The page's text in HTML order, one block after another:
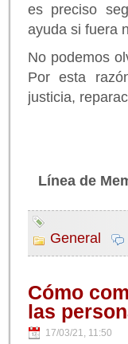
es preciso
ayuda si fuera
No podemos
Por esta
justicia,
Línea de
General
Cómo
las
17/03/21, 11:50